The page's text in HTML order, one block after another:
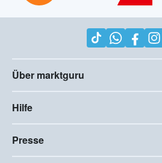
Über marktguru
Hilfe
Presse